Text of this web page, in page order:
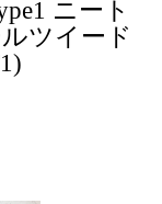
ニート
ツイード